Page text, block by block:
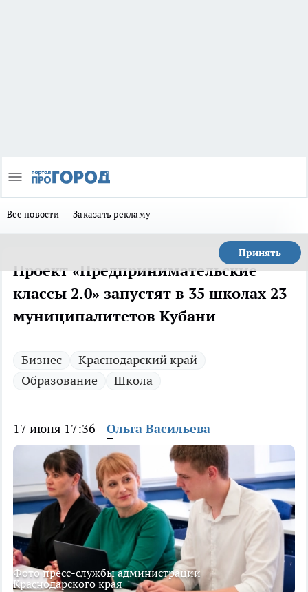
Все новости Заказать рекламу
Принять
Проект «Предпринимательские
классы 2.0» запустят в 35 школах 23
муниципалитетов Кубани
Бизнес
Краснодарский край
Образование
Школа
17 июня 17:36 Ольга Васильева
Фото пресс-службы администрации
Краснодарского края